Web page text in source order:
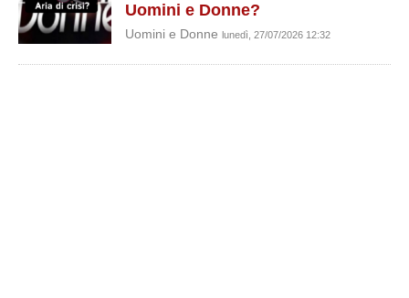
Uomini e Donne?
Uomini e Donne lunedì, 27/07/2026 12:32